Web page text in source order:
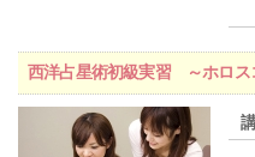
西洋占星術初級実習 ～ホロス